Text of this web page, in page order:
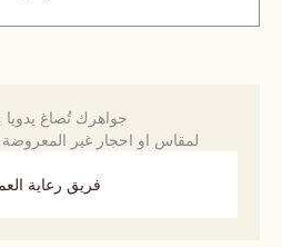
جواهرك تُصاغ
لمقاس او احجار غير المعروضة
فريق رعاية